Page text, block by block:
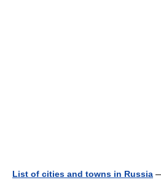
List of cities and towns in Russia